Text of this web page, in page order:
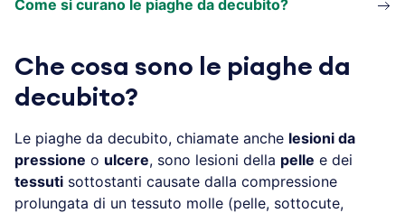
Come si curano le piaghe da decubito?
Che cosa sono le piaghe da
decubito?
Le piaghe da decubito, chiamate anche lesioni da
pressione o ulcere, sono lesioni della pelle e dei
tessuti sottostanti causate dalla compressione
prolungata di un tessuto molle (pelle, sottocute,